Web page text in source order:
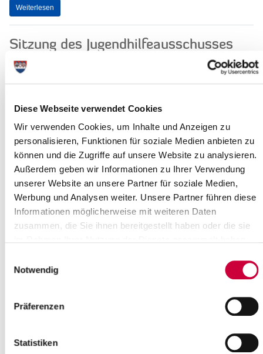
Diese Webseite verwendet Cookies
Wir verwenden Cookies, um Inhalte und Anzeigen zu
personalisieren, Funktionen für soziale Medien anbieten zu
können und die Zugriffe auf unsere Website zu analysieren.
Außerdem geben wir Informationen zu Ihrer Verwendung
unserer Website an unsere Partner für soziale Medien,
Werbung und Analysen weiter. Unsere Partner führen diese
Informationen möglicherweise mit weiteren Daten
zusammen, die Sie ihnen bereitgestellt haben oder die sie
Notwendig
Präferenzen
Statistiken
Weiterlesen
Sitzung des Jugendhilfeausschusses
30.08.16: Am Mittwoch, dem 07. September 2016, um 16.30 Uhr,
findet eine Sitzung des Jugendhilfeausschusses des Steinburger
Kreistages statt.
Weiterlesen
Sitzung des Hauptausschusses
30.08.16: Am Mittwoch, dem 31. August 2016, um 17.00 Uhr, tagt
der Hauptausschuss des Steinburger Kreistages. Sitzungsort ist
der Historische...
Weiterlesen
2016, um 10.00 Uhr, im Raum 226 (1....